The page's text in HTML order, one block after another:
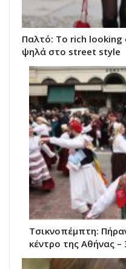
Παλτό: Το rich looking
ψηλά στο street style
Τσικνοπέμπτη:
κέντρο της Αθήνας –